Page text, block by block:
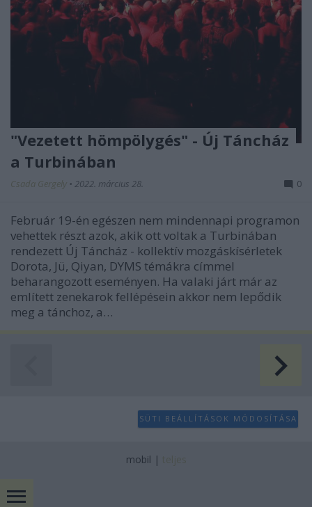
"Vezetett hömpölygés" - Új Táncház
a Turbinában
Csada Gergely • 2022. március 28. 0
Február 19-én egészen nem mindennapi programon
vehettek részt azok, akik ott voltak a Turbinában
rendezett Új Táncház - kollektív mozgáskísérletek
Dorota, Jü, Qiyan, DYMS témákra címmel
beharangozott eseményen. Ha valaki járt már az
említett zenekarok fellépésein akkor nem lepődik
meg a tánchoz, a…
SÜTI BEÁLLÍTÁSOK MÓDOSÍTÁSA
mobil |